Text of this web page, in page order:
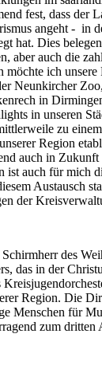
fest, dass der
angeht - in
hat. Dies
aber auch die
möchte ich
Neunkircher
in
in unseren
zu
Region
auch in
ist auch für mich
Austausch
der
des
das in der
Region. Die
Menschen für
zum dritten